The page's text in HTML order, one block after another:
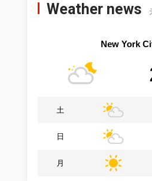
Weather news
New York
土
日
月